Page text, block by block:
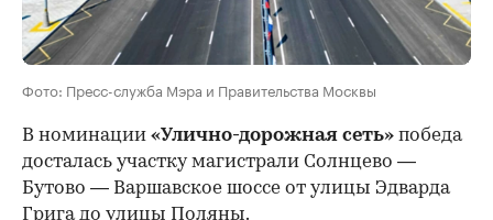
Фото: Пресс-служба Мэра и Правительства Москвы
В номинации «Улично-дорожная сеть» победа
досталась участку магистрали Солнцево —
Бутово — Варшавское шоссе от улицы Эдварда
Грига до улицы Поляны.